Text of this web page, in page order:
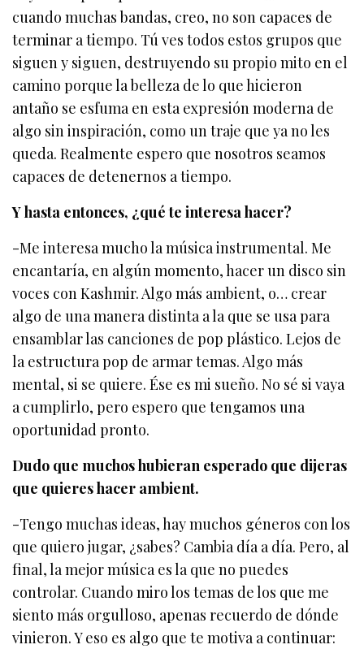
cuando muchas bandas, creo, no son capaces de
terminar a tiempo. Tú ves todos estos grupos que
siguen y siguen, destruyendo su propio mito en el
camino porque la belleza de lo que hicieron
antaño se esfuma en esta expresión moderna de
algo sin inspiración, como un traje que ya no les
queda. Realmente espero que nosotros seamos
capaces de detenernos a tiempo.
Y hasta entonces, ¿qué te interesa hacer?
-Me interesa mucho la música instrumental. Me
encantaría, en algún momento, hacer un disco sin
voces con Kashmir. Algo más ambient, o… crear
algo de una manera distinta a la que se usa para
ensamblar las canciones de pop plástico. Lejos de
la estructura pop de armar temas. Algo más
mental, si se quiere. Ése es mi sueño. No sé si vaya
a cumplirlo, pero espero que tengamos una
oportunidad pronto.
Dudo que muchos hubieran esperado que dijeras
que quieres hacer ambient.
-Tengo muchas ideas, hay muchos géneros con los
que quiero jugar, ¿sabes? Cambia día a día. Pero, al
final, la mejor música es la que no puedes
controlar. Cuando miro los temas de los que me
siento más orgulloso, apenas recuerdo de dónde
vinieron. Y eso es algo que te motiva a continuar: